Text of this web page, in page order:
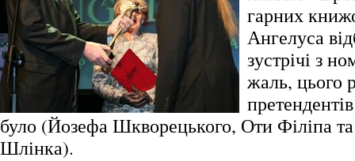
гарних
Ангелуса
зустрічі з
жаль, цього
було (Йозефа Шкворецького, Оти Філіпа
Шлінка).